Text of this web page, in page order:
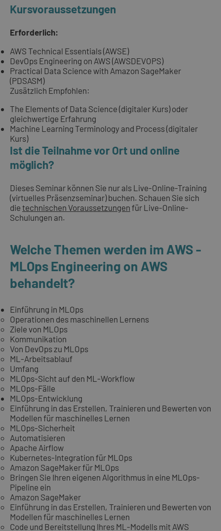
Kursvoraussetzungen
Erforderlich:
AWS Technical Essentials (AWSE)
DevOps Engineering on AWS (AWSDEVOPS)
Practical Data Science with Amazon SageMaker
(PDSASM)
Zusätzlich Empfohlen:
The Elements of Data Science (digitaler Kurs) oder
gleichwertige Erfahrung
Machine Learning Terminology and Process (digitaler
Kurs)
Ist die Teilnahme vor Ort und online
möglich?
Dieses Seminar können Sie nur als Live-Online-Training
(virtuelles Präsenzseminar) buchen. Schauen Sie sich
die technischen Voraussetzungen für Live-Online-
Schulungen an.
Welche Themen werden im AWS -
MLOps Engineering on AWS
behandelt?
Einführung in MLOps
Operationen des maschinellen Lernens
Ziele von MLOps
Kommunikation
Von DevOps zu MLOps
ML-Arbeitsablauf
Umfang
MLOps-Sicht auf den ML-Workflow
MLOps-Fälle
MLOps-Entwicklung
Einführung in das Erstellen, Trainieren und Bewerten von
Modellen für maschinelles Lernen
MLOps-Sicherheit
Automatisieren
Apache Airflow
Kubernetes-Integration für MLOps
Amazon SageMaker für MLOps
Bringen Sie Ihren eigenen Algorithmus in eine MLOps-
Pipeline ein
Amazon SageMaker
Einführung in das Erstellen, Trainieren und Bewerten von
Modellen für maschinelles Lernen
Code und Bereitstellung Ihres ML-Modells mit AWS